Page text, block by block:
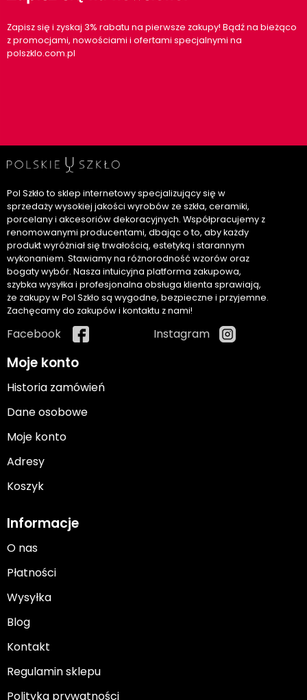
Zapisz się i zyskaj 3% rabatu na pierwsze zakupy! Bądź na bieżąco
z promocjami, nowościami i ofertami specjalnymi na
polszklo.com.pl
Pol Szkło to sklep internetowy specjalizujący się w
sprzedaży wysokiej jakości wyrobów ze szkła, ceramiki,
porcelany i akcesoriów dekoracyjnych. Współpracujemy z
renomowanymi producentami, dbając o to, aby każdy
produkt wyróżniał się trwałością, estetyką i starannym
wykonaniem. Stawiamy na różnorodność wzorów oraz
bogaty wybór. Nasza intuicyjna platforma zakupowa,
szybka wysyłka i profesjonalna obsługa klienta sprawiają,
że zakupy w Pol Szkło są wygodne, bezpieczne i przyjemne.
Zachęcamy do zakupów i kontaktu z nami!
Facebook Instagram
Moje konto
Historia zamówień
Dane osobowe
Moje konto
Adresy
Koszyk
Informacje
O nas
Płatności
Wysyłka
Blog
Kontakt
Regulamin sklepu
Polityka prywatności